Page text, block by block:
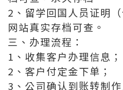
2、留学回国人员证明
网站真实存档可查。
三、办理流程：
1、收集客户办理信息；
2、客户付定金下单；
3、公司确认到账转制作